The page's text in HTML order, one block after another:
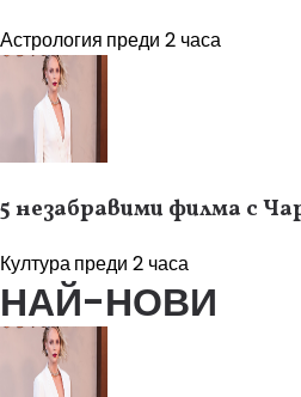
Астрология преди 2 часа
5 незабравими филма с
Културапреди 2 часа
НАЙ-НОВИ